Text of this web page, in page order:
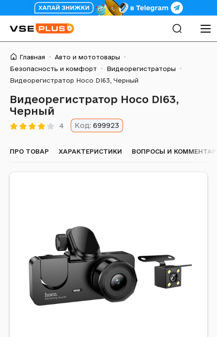
Главная
Авто и мототовары
Безопасность и комфорт
Видеорегистраторы
Видеорегистратор Hoco DI63, Черный
Видеорегистратор Hoco DI63,
Черный
4 Код: 699923
ПРО ТОВАР ХАРАКТЕРИСТИКИ ВОПРОСЫ И